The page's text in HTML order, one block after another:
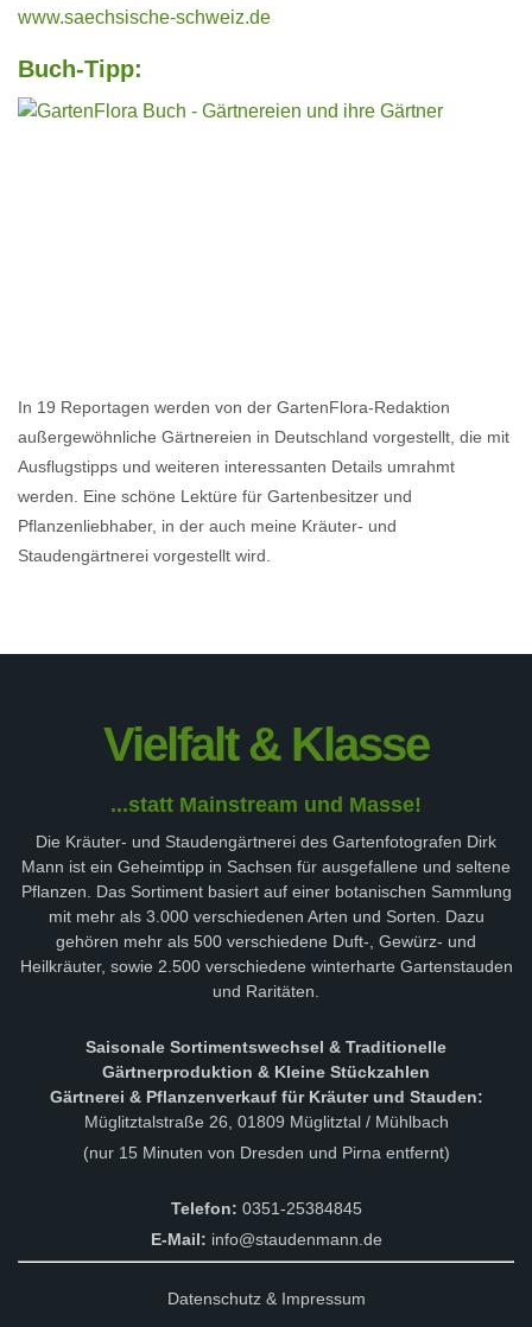
www.saechsische-schweiz.de
Buch-Tipp:
In 19 Reportagen werden von der GartenFlora-Redaktion
außergewöhnliche Gärtnereien in Deutschland vorgestellt, die mit
Ausflugstipps und weiteren interessanten Details umrahmt
werden. Eine schöne Lektüre für Gartenbesitzer und
Pflanzenliebhaber, in der auch meine Kräuter- und
Staudengärtnerei vorgestellt wird.
Vielfalt & Klasse
...statt Mainstream und Masse!
Die Kräuter- und Staudengärtnerei des Gartenfotografen Dirk
Mann ist ein Geheimtipp in Sachsen für ausgefallene und seltene
Pflanzen. Das Sortiment basiert auf einer botanischen Sammlung
mit mehr als 3.000 verschiedenen Arten und Sorten. Dazu
gehören mehr als 500 verschiedene Duft-, Gewürz- und
Heilkräuter, sowie 2.500 verschiedene winterharte Gartenstauden
und Raritäten.
Saisonale Sortimentswechsel & Traditionelle
Gärtnerproduktion & Kleine Stückzahlen
Gärtnerei & Pflanzenverkauf für Kräuter und Stauden:
Müglitztalstraße 26, 01809 Müglitztal / Mühlbach
(nur 15 Minuten von Dresden und Pirna entfernt)
Telefon: 0351-25384845
E-Mail: info@staudenmann.de
Datenschutz & Impressum